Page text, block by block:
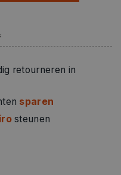
retourneren in
sparen
steunen